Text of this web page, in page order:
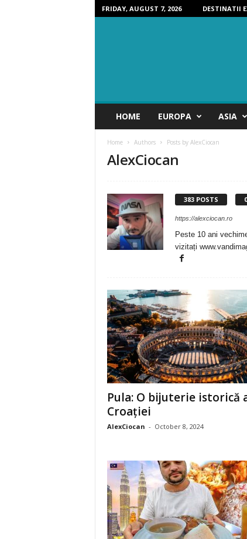
FRIDAY, AUGUST 7, 2026 DESTINATII
s
HOME EUROPA ASIA
Home Authors Posts by AlexCiocan
AlexCiocan
383 POSTS
https://alexciocan.ro
Peste 10 ani
vizitați
Pula: O bijuterie istorică
Croației
AlexCiocan - October 8, 2024